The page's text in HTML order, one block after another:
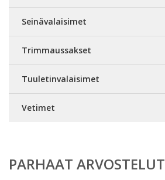
Seinävalaisimet
Trimmaussakset
Tuuletinvalaisimet
Vetimet
PARHAAT ARVOSTELUT